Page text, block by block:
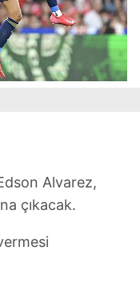
Alvarez,
çıkacak.